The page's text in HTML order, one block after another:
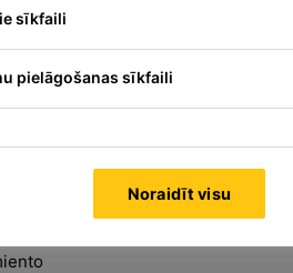
sīkfaili
pielāgošanas sīkfaili
Noraidīt visu